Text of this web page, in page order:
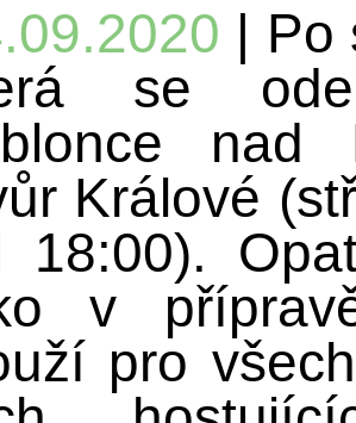
| Po
se
nad
Králové
18:00).
v
pro